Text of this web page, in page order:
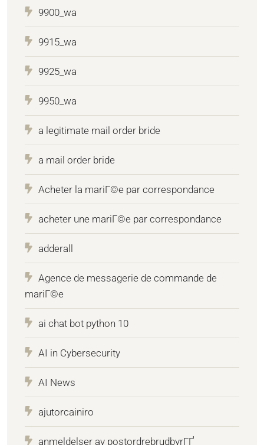
9900_wa
9915_wa
9925_wa
9950_wa
a legitimate mail order bride
a mail order bride
Acheter la mariГ©e par correspondance
acheter une mariГ©e par correspondance
adderall
Agence de messagerie de commande de
mariГ©e
ai chat bot python 10
AI in Cybersecurity
AI News
ajutorcainiro
anmeldelser av postordrebrudbyrГҐ